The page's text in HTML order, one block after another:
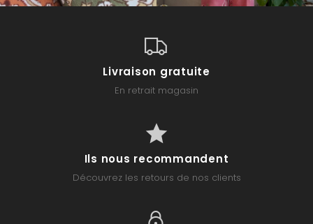
Livraison gratuite
En retrait magasin
Ils nous recommandent
Découvrez les retours de nos clients